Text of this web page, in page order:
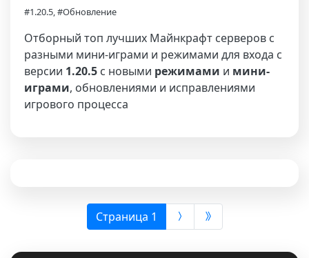
#1.20.5, #Обновление
Отборный топ лучших Майнкрафт серверов с
разными мини-играми и режимами для входа с
версии 1.20.5 с новыми режимами и мини-
играми, обновлениями и исправлениями
игрового процесса
Страница 1 (выбрана)